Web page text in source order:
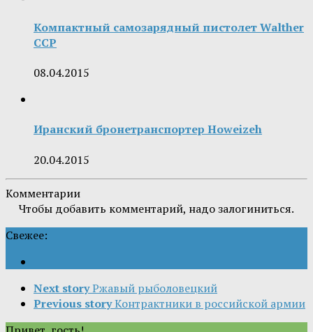
Компактный самозарядный пистолет Walther
CCP
08.04.2015
Иранский бронетранспортер Howeizeh
20.04.2015
Комментарии
Чтобы добавить комментарий, надо залогиниться.
Свежее:
Next storyРжавый рыболовецкий
Previous storyКонтрактники в российской армии